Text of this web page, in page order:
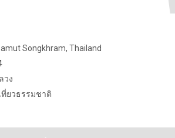
Songkhram, Thailand
วง
ยวธรรมชาติ